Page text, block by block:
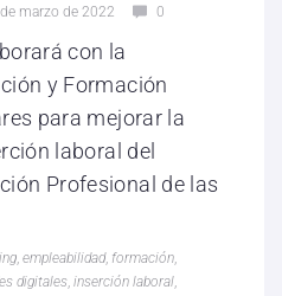
marzo de 2022 0
con la
y Formación
para mejorar la
laboral del
Profesional de las
, empleabilidad, formación,
digitales, inserción laboral,